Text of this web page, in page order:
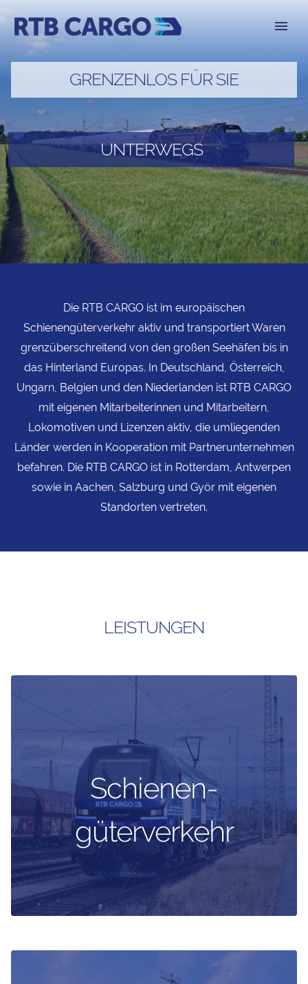
GRENZENLOS FÜR SIE
UNTERWEGS
Die RTB CARGO ist im europäischen
Schienengüterverkehr aktiv und transportiert Waren
grenzüberschreitend von den großen Seehäfen bis in
das Hinterland Europas. In Deutschland, Österreich,
Ungarn, Belgien und den Niederlanden ist RTB CARGO
mit eigenen Mitarbeiterinnen und Mitarbeitern,
Lokomotiven und Lizenzen aktiv, die umliegenden
Länder werden in Kooperation mit Partnerunternehmen
befahren. Die RTB CARGO ist in Rotterdam, Antwerpen
sowie in Aachen, Salzburg und Györ mit eigenen
Standorten vertreten.
LEISTUNGEN
Schienen-
güterverkehr